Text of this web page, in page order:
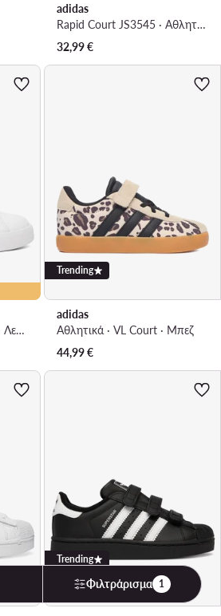
adidas
Rapid Court JS3545 · Αθλητικά
32,99€
Αθλητικά · Grand Court · Λευκό
Trending
adidas
Αθλητικά · VL Court · Μπεζ
44,99€
Trending
Ευκαιρία
Φιλτράρισμα 1